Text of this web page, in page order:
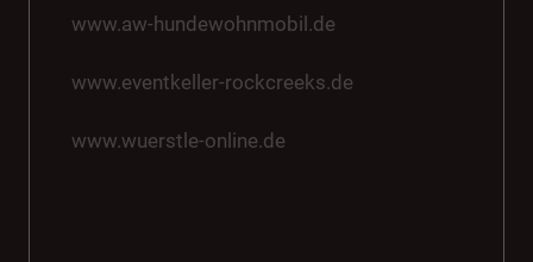
www.aw-hundewohnmobil.de
www.eventkeller-rockcreeks.de
www.wuerstle-online.de